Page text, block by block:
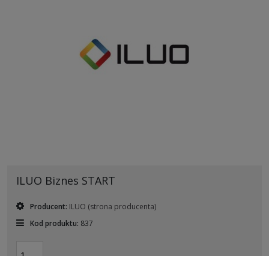
ILUO Biznes START
Producent: ILUO (strona producenta)
Kod produktu: 837